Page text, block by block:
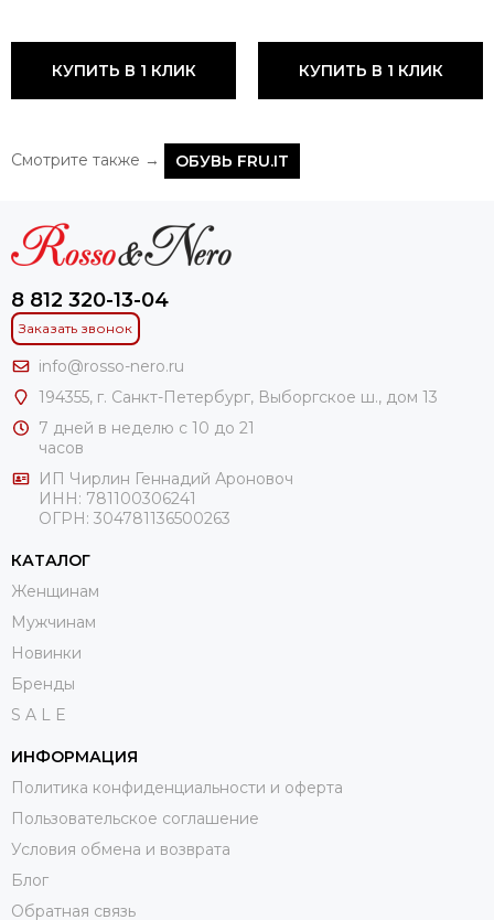
КУПИТЬ В 1 КЛИК КУПИТЬ В 1 КЛИК
Смотрите также → ОБУВЬ FRU.IT
8 812 320-13-04
Заказать звонок
info@rosso-nero.ru
194355, г. Санкт-Петербург, Выборгское ш., дом 13
7 дней в неделю с 10 до 21
часов
ИП Чирлин Геннадий Ароновоч
ИНН: 781100306241
ОГРН: 304781136500263
КАТАЛОГ
Женщинам
Мужчинам
Новинки
Бренды
S A L E
ИНФОРМАЦИЯ
Политика конфиденциальности и оферта
Пользовательское соглашение
Условия обмена и возврата
Блог
Обратная связь